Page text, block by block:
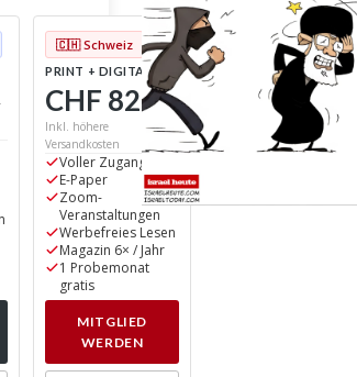
🇨🇭 Schweiz
PRINT + DIGITAL
CHF 82/ Jahr
Inkl. höhere
Versandkosten
Voller Zugang
E-Paper
Zoom-
Veranstaltungen
Werbefreies Lesen
Magazin 6× / Jahr
1 Probemonat
gratis
MITGLIED
WERDEN